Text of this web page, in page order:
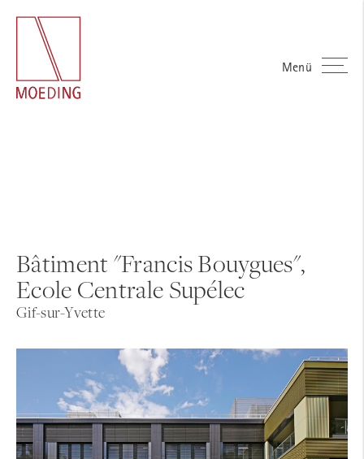
Menü
Bâtiment "Francis Bouygues",
Ecole Centrale Supélec
Gif-sur-Yvette